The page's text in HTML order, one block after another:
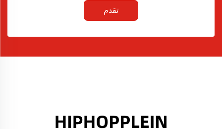
تقدم